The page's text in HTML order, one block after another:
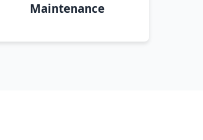
Maintenance